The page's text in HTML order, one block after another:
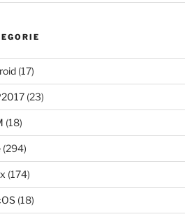
(17)
(23)
(18)
(294)
(174)
(18)